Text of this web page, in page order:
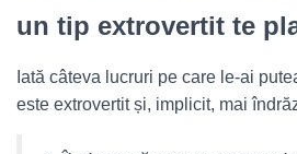
un tip extrovertit te
Iată câteva lucruri pe care le-ai
este extrovertit și, implicit, mai